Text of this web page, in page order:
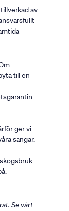
av
till en
ger vi
sängar.
Se vårt